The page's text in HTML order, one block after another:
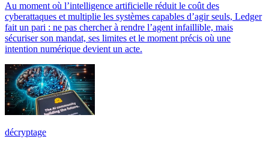
Au moment où l’intelligence artificielle réduit le coût des
cyberattaques et multiplie les systèmes capables d’agir seuls, Ledger
fait un pari : ne pas chercher à rendre l’agent infaillible, mais
sécuriser son mandat, ses limites et le moment précis où une
intention numérique devient un acte.
décryptage